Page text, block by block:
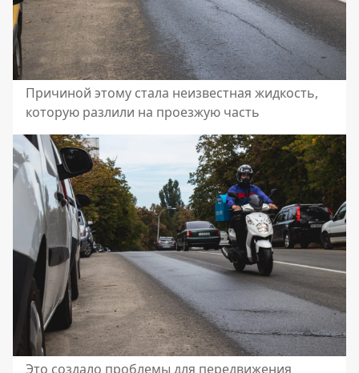
Причиной этому стала неизвестная жидкость,
которую разлили на проезжую часть
Это создало проблемы для передвижения